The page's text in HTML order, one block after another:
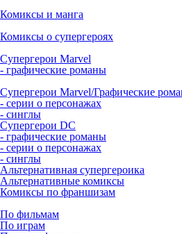
Комиксы и манга
Комиксы о супергероях
Супергерои Marvel
- графические романы
Супергерои Marvel/Графические
- серии о персонажах
- синглы
Супергерои DC
- графические романы
- серии о персонажах
- синглы
Альтернативная супергероика
Альтернативные комиксы
Комиксы по франшизам
По фильмам
По играм